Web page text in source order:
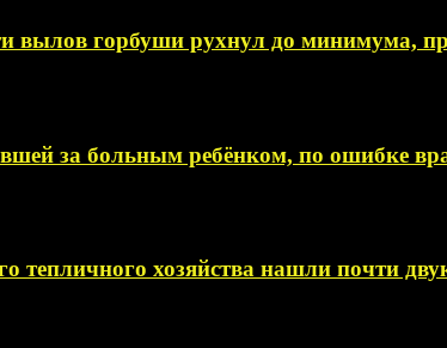
вылов горбуши рухнул до минимума,
за больным ребёнком, по ошибке
тепличного хозяйства нашли почти